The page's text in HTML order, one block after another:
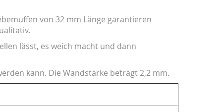
von 32 mm Länge garantieren
lässt, es weich macht und dann
kann. Die Wandstärke beträgt 2,2 mm.